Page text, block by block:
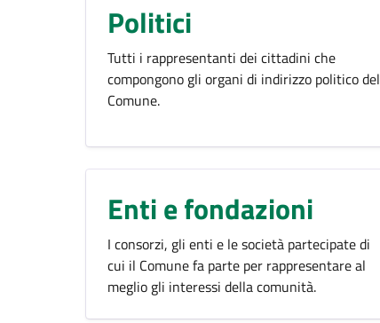
Politici
Tutti i rappresentanti dei cittadini che
compongono gli organi di indirizzo politico del
Comune.
Enti e fondazioni
I consorzi, gli enti e le società partecipate di
cui il Comune fa parte per rappresentare al
meglio gli interessi della comunità.